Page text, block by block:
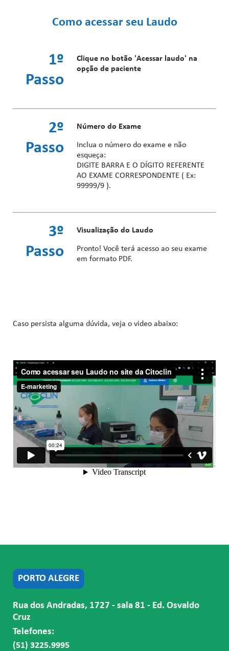
Como acessar seu Laudo
1º
Passo
Clique no botão 'Acessar laudo' na
opção de paciente
2º
Passo
Número do Exame
Inclua o número do exame e não
esqueça:
DIGITE BARRA E O DÍGITO REFERENTE
AO EXAME CORRESPONDENTE ( Ex:
99999/9 ).
3º
Passo
Visualização do Laudo
Pronto! Você terá acesso ao seu exame
em formato PDF.
Caso persista alguma dúvida, veja o video abaixo:
PORTO ALEGRE
Rua dos Andradas, 1727 - sala 81 - Ed. Osvaldo
Cruz
Telefones:
(51) 3225.9995